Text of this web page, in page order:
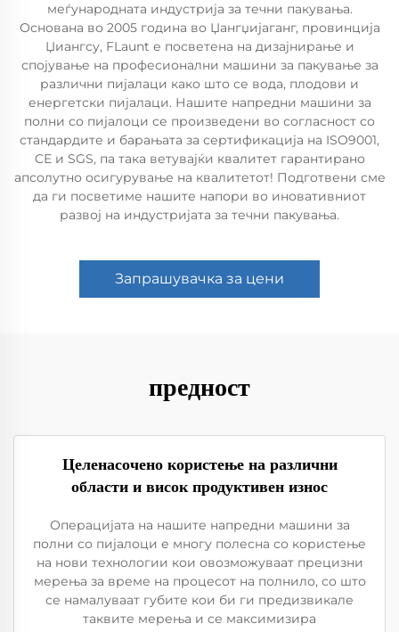
меѓународната индустрија за течни пакувања.
Основана во 2005 година во Џангџијаганг, провинција
Џиангсу, FLaunt е посветена на дизајнирање и
спојување на професионални машини за пакување за
различни пијалаци како што се вода, плодови и
енергетски пијалаци. Нашите напредни машини за
полни со пијалоци се произведени во согласност со
стандардите и барањата за сертификација на ISO9001,
CE и SGS, па така ветувајќи квалитет гарантирано
апсолутно осигурување на квалитетот! Подготвени сме
да ги посветиме нашите напори во иновативниот
развој на индустријата за течни пакувања.
Запрашувачка за цени
предност
Целенасочено користење на различни
области и висок продуктивен износ
Операцијата на нашите напредни машини за
полни со пијалоци е многу полесна со користење
на нови технологии кои овозможуваат прецизни
мерења за време на процесот на полнило, со што
се намалуваат губите кои би ги предизвикале
таквите мерења и се максимизира